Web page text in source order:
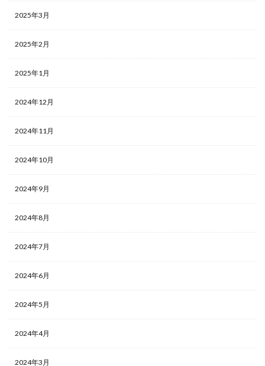
2025年3月
2025年2月
2025年1月
2024年12月
2024年11月
2024年10月
2024年9月
2024年8月
2024年7月
2024年6月
2024年5月
2024年4月
2024年3月